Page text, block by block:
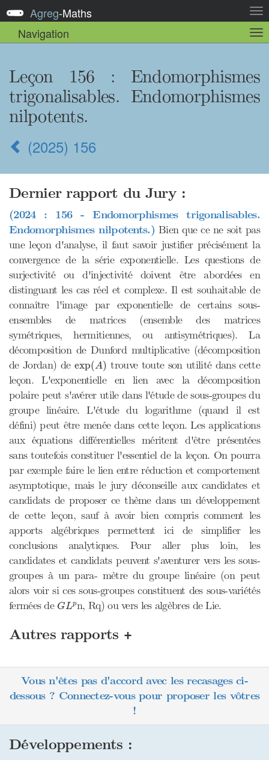
la
Agreg-Maths
Navigation
la
Leçon 156 : Endomorphismes
trigonalisables. Endomorphismes
nilpotents.
(2025) 156
Dernier rapport du Jury :
(2024 : 156 - Endomorphismes trigonalisables.
Endomorphismes nilpotents.) Bien que ce ne soit pas
une leçon d'analyse, il faut savoir justifier précisément la
convergence de la série exponentielle. Les questions de
surjectivité ou d'injectivité doivent être abordées en
distinguant les cas réel et complexe. Il est souhaitable de
connaître l'image par exponentielle de certains sous-
ensembles de matrices (ensemble des matrices
symétriques, hermitiennes, ou antisymétriques). La
décomposition de Dunford multiplicative (décomposition
de Jordan) de exp(A)
( A) trouve toute son utilité dans cette
leçon. L'exponentielle en lien avec la décomposition
polaire peut s'avérer utile dans l'étude de sous-groupes du
groupe linéaire. L'étude du logarithme (quand il est
défini) peut être menée dans cette leçon. Les applications
aux équations différentielles méritent d'être présentées
sans toutefois constituer l'essentiel de la leçon. On pourra
par exemple faire le lien entre réduction et comportement
asymptotique, mais le jury déconseille aux candidates et
candidats de proposer ce thème dans un développement
de cette leçon, sauf à avoir bien compris comment les
apports algébriques permettent ici de simplifier les
conclusions analytiques. Pour aller plus loin, les
candidates et candidats peuvent s'aventurer vers les sous-
groupes à un para- mètre du groupe linéaire (on peut
alors voir si ces sous-groupes constituent des sous-variétés
fermées de GLp
GLpn, Rq) ou vers les algèbres de Lie.
Autres rapports +
Vous n'êtes pas d'accord avec les recasages ci-
dessous ? Connectez-vous pour proposer les vôtres
!
Développements :